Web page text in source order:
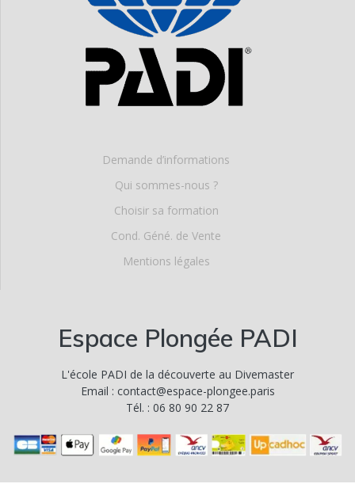
Demande d’informations
Qui sommes-nous ?
Choisir sa formation
Cond. Géné. de Vente
Mentions légales
Espace Plongée PADI
L'école PADI de la découverte au Divemaster
Email : contact@espace-plongee.paris
Tél. : 06 80 90 22 87